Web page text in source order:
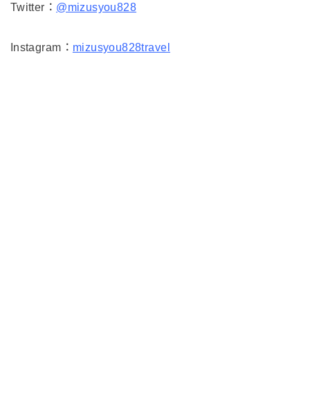
Twitter： @mizusyou828
Instagram： mizusyou828travel